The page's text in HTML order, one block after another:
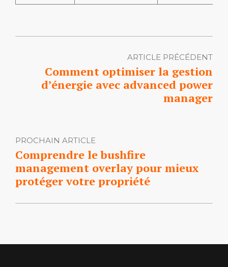
ARTICLE PRÉCÉDENT
Comment optimiser la gestion
d’énergie avec advanced power
manager
PROCHAIN ARTICLE
Comprendre le bushfire
management overlay pour mieux
protéger votre propriété